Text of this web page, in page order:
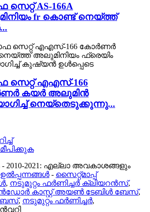
AS-166A
fr കൊണ്ട് നെയ്ത്ത്
സെറ്റ് എഎസ്-166
കയർ അലുമിൻ
നെയ്തെടുക്കുന്നു...
2010-2021: എല്ലാ അവകാശങ്ങളും
- സൈറ്റ്മാപ്പ്
, നടുമുറ്റം ഫർണിച്ചർ ക്ലിയറൻസ്,
കാസ്റ്റ് അയൺ ടേബിൾ ബേസ്,
ബേസ്, നടുമുറ്റം ഫർണിച്ചർ,